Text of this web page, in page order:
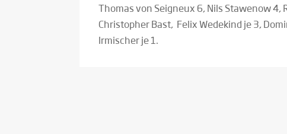
Thomas von Seigneux 6, Nils Stawenow 4,
Christopher Bast, Felix Wedekind je 3,
Irmischer je 1.